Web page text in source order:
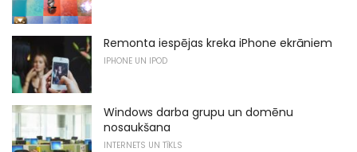
Remonta iespējas kreka iPhone ekrāniem
IPHONE UN IPOD
Windows darba grupu un domēnu
nosaukšana
INTERNETS UN TĪKLS